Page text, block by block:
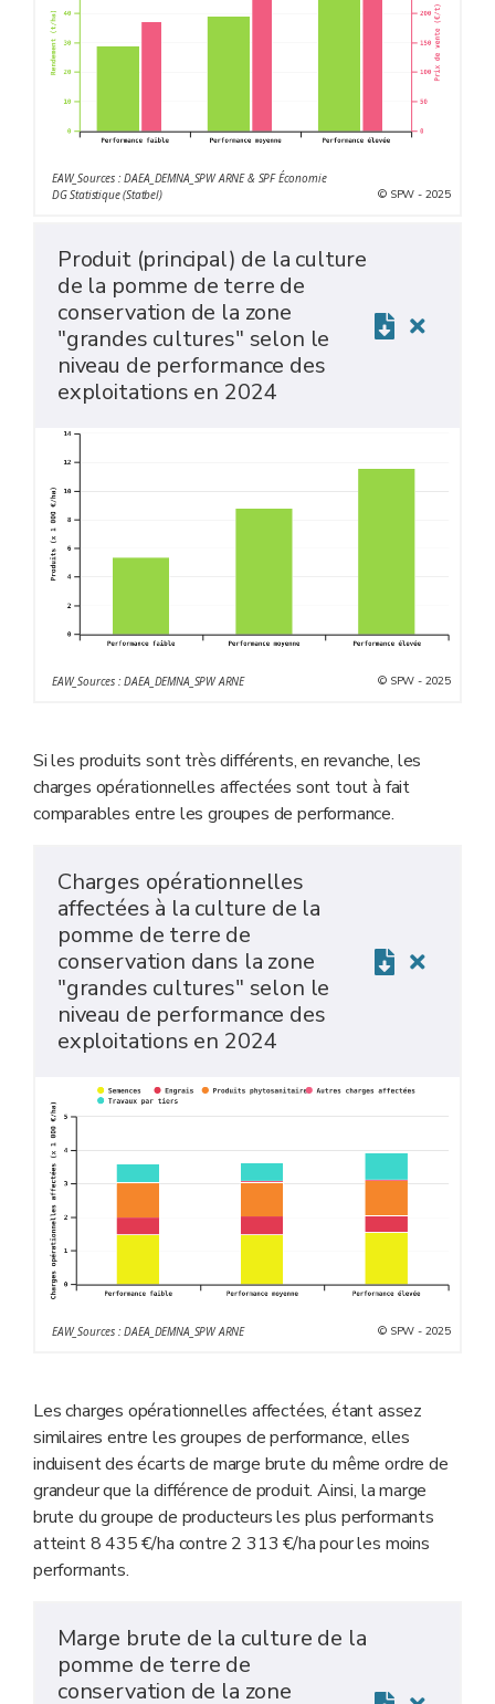
EAW_Sources : DAEA_DEMNA_SPW ARNE & SPF Économie
DG Statistique (Statbel)
© SPW - 2025
Produit (principal) de la culture
de la pomme de terre de
conservation de la zone
"grandes cultures" selon le
niveau de performance des
exploitations en 2024
EAW_Sources : DAEA_DEMNA_SPW ARNE © SPW - 2025
Si les produits sont très différents, en revanche, les
charges opérationnelles affectées sont tout à fait
comparables entre les groupes de performance.
Charges opérationnelles
affectées à la culture de la
pomme de terre de
conservation dans la zone
"grandes cultures" selon le
niveau de performance des
exploitations en 2024
EAW_Sources : DAEA_DEMNA_SPW ARNE © SPW - 2025
Les charges opérationnelles affectées, étant assez
similaires entre les groupes de performance, elles
induisent des écarts de marge brute du même ordre de
grandeur que la différence de produit. Ainsi, la marge
brute du groupe de producteurs les plus performants
atteint 8 435 €/ha contre 2 313 €/ha pour les moins
performants.
Marge brute de la culture de la
pomme de terre de
conservation de la zone